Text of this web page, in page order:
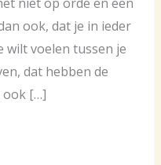
ook, dat je in ieder
wilt voelen tussen je
dat hebben de
ook […]